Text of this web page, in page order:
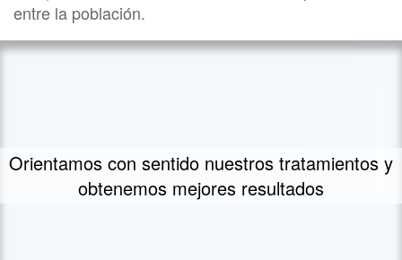
entre la población.
Un concepto propio de tratamiento - FIIT
Concept